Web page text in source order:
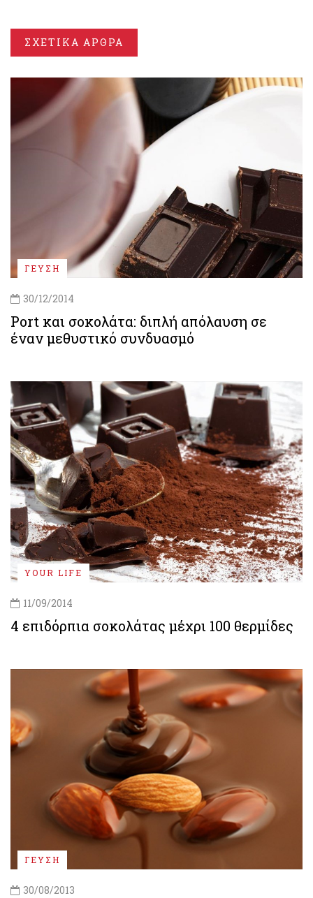
ΣΧΕΤΙΚΑ ΑΡΘΡΑ
ΓΕΥΣΗ
30/12/2014
Port και σοκολάτα: διπλή απόλαυση σε
έναν μεθυστικό συνδυασμό
YOUR LIFE
11/09/2014
4 επιδόρπια σοκολάτας μέχρι 100 θερμίδες
ΓΕΥΣΗ
30/08/2013